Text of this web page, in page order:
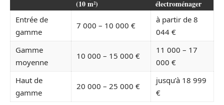
(10 m²) électroménager
Entrée de
gamme
7 000 – 10 000 €
à partir de 8
044 €
Gamme
moyenne
10 000 – 15 000 €
11 000 – 17
000 €
Haut de
gamme
20 000 – 25 000 €
jusqu’à 18 999
€